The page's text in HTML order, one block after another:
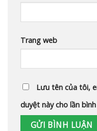
Trang web
Lưu tên của tôi,
duyệt này cho lần